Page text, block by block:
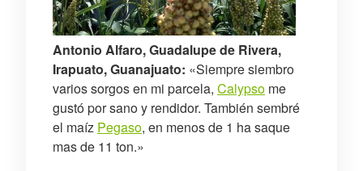
Antonio Alfaro, Guadalupe de Rivera,
Irapuato, Guanajuato: «Siempre siembro
varios sorgos en mi parcela, Calypso me
gustó por sano y rendidor. También sembré
el maíz Pegaso, en menos de 1 ha saque
mas de 11 ton.»